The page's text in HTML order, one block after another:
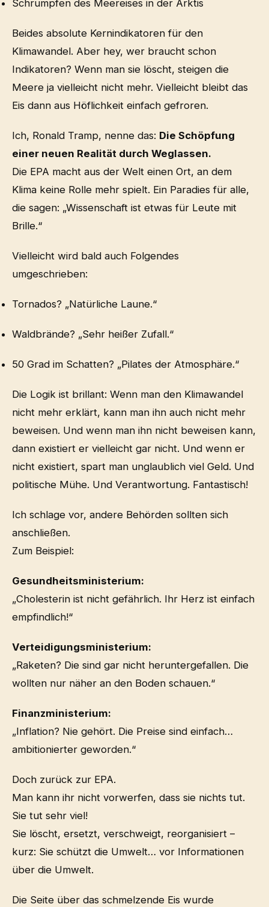
Schrumpfen des Meereises in der Arktis
Beides absolute Kernindikatoren für den
Klimawandel. Aber hey, wer braucht schon
Indikatoren? Wenn man sie löscht, steigen die
Meere ja vielleicht nicht mehr. Vielleicht bleibt das
Eis dann aus Höflichkeit einfach gefroren.
Ich, Ronald Tramp, nenne das: Die Schöpfung
einer neuen Realität durch Weglassen.
Die EPA macht aus der Welt einen Ort, an dem
Klima keine Rolle mehr spielt. Ein Paradies für alle,
die sagen: „Wissenschaft ist etwas für Leute mit
Brille.“
Vielleicht wird bald auch Folgendes
umgeschrieben:
Tornados? „Natürliche Laune.“
Waldbrände? „Sehr heißer Zufall.“
50 Grad im Schatten? „Pilates der Atmosphäre.“
Die Logik ist brillant: Wenn man den Klimawandel
nicht mehr erklärt, kann man ihn auch nicht mehr
beweisen. Und wenn man ihn nicht beweisen kann,
dann existiert er vielleicht gar nicht. Und wenn er
nicht existiert, spart man unglaublich viel Geld. Und
politische Mühe. Und Verantwortung. Fantastisch!
Ich schlage vor, andere Behörden sollten sich
anschließen.
Zum Beispiel:
Gesundheitsministerium:
„Cholesterin ist nicht gefährlich. Ihr Herz ist einfach
empfindlich!“
Verteidigungsministerium:
„Raketen? Die sind gar nicht heruntergefallen. Die
wollten nur näher an den Boden schauen.“
Finanzministerium:
„Inflation? Nie gehört. Die Preise sind einfach…
ambitionierter geworden.“
Doch zurück zur EPA.
Man kann ihr nicht vorwerfen, dass sie nichts tut.
Sie tut sehr viel!
Sie löscht, ersetzt, verschweigt, reorganisiert –
kurz: Sie schützt die Umwelt… vor Informationen
über die Umwelt.
Die Seite über das schmelzende Eis wurde